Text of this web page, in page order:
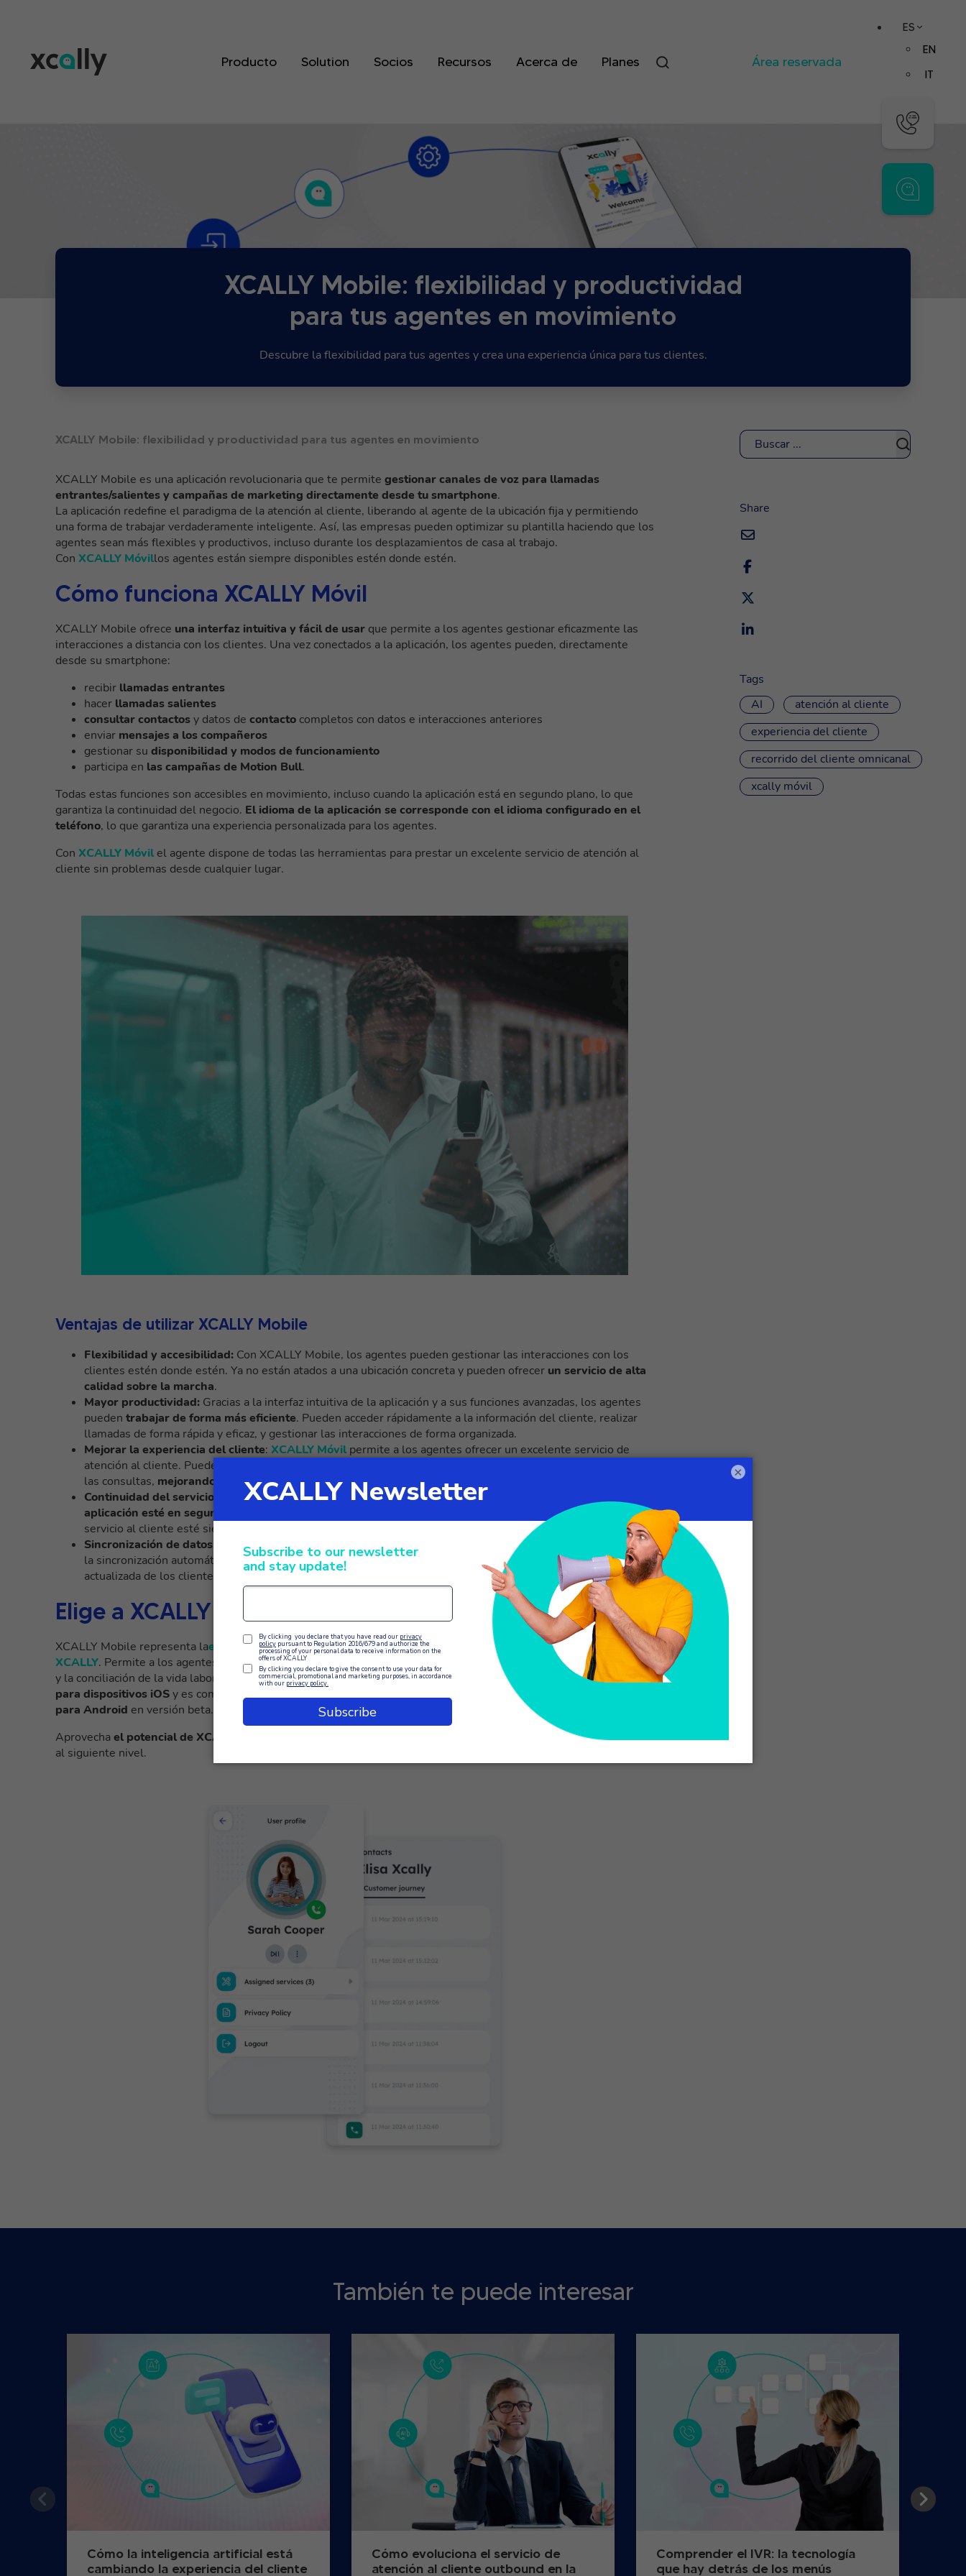
Producto Solution Socios Recursos Acerca de Planes Área reservada
ES
EN
IT
XCALLY Mobile: flexibilidad y productividad
para tus agentes en movimiento
Descubre la flexibilidad para tus agentes y crea una experiencia única para tus clientes.
XCALLY Mobile: flexibilidad y productividad para tus agentes en movimiento
XCALLY Mobile es una aplicación revolucionaria que te permite gestionar canales de voz para llamadas
entrantes/salientes y campañas de marketing directamente desde tu smartphone.
La aplicación redefine el paradigma de la atención al cliente, liberando al agente de la ubicación fija y permitiendo
una forma de trabajar verdaderamente inteligente. Así, las empresas pueden optimizar su plantilla haciendo que los
agentes sean más flexibles y productivos, incluso durante los desplazamientos de casa al trabajo.
Con XCALLY Móvillos agentes están siempre disponibles estén donde estén.
Cómo funciona XCALLY Móvil
XCALLY Mobile ofrece una interfaz intuitiva y fácil de usar que permite a los agentes gestionar eficazmente las
interacciones a distancia con los clientes. Una vez conectados a la aplicación, los agentes pueden, directamente
desde su smartphone:
recibir llamadas entrantes
hacer llamadas salientes
consultar contactosy datos de contacto completos con datos e interacciones anteriores
enviar mensajes a los compañeros
gestionar su disponibilidad y modos de funcionamiento
participa en las campañas de Motion Bull.
Todas estas funciones son accesibles en movimiento, incluso cuando la aplicación está en segundo plano, lo que
garantiza la continuidad del negocio. El idioma de la aplicación se corresponde con el idioma configurado en el
teléfono, lo que garantiza una experiencia personalizada para los agentes.
Con XCALLY Móvilel agente dispone de todas las herramientas para prestar un excelente servicio de atención al
cliente sin problemas desde cualquier lugar.
Ventajas de utilizar XCALLY Mobile
Flexibilidad y accesibilidad: Con XCALLY Mobile, los agentes pueden gestionar las interacciones con los
clientes estén donde estén. Ya no están atados a una ubicación concreta y pueden ofrecer un servicio de alta
calidad sobre la marcha.
Mayor productividad: Gracias a la interfaz intuitiva de la aplicación y a sus funciones avanzadas, los agentes
pueden trabajar de forma más eficiente. Pueden acceder rápidamente a la información del cliente, realizar
llamadas de forma rápida y eficaz, y gestionar las interacciones de forma organizada.
Mejorar la experiencia del cliente: XCALLY Móvilpermite a los agentes ofrecer un excelente servicio de
atención al cliente. Pueden responder a las llamadas a tiempo, proporcionar asistencia inmediata y gestionar
las consultas, mejorando la experiencia general del cliente
Continuidad del servicio:
la aplicación móvil permite a los agentesrecibir llamadas entrantes aunque la
aplicación esté en segundo plano
. Esto garantiza que no se pierda ninguna llamada importante y que el
servicio al cliente esté siempre activo.
Sincronización de datos:
XCALLY Mobile está totalmente integrado con el sistema XCALLY
, lo que permite
la sincronización automática de datos. Esto significa que los agentes siempre tendrán acceso a la información
actualizada de los clientes y a la actividad reciente, independientemente del dispositivo utilizado.
Elige a XCALLY como socio
XCALLY Mobile representa laevolución móvil de la experiencia operativa proporcionada por la plataforma
XCALLY. Permite a los agentes liberar todo su potencial operativo y ayuda a mejorar la productividad, la flexibilidad
y la conciliación de la vida laboral y familiar en las empresas clientes. La aplicación está disponible
gratuitamente
para dispositivos iOSy es compatible con todas las versiones a partir de la 13. Pronto
estará disponible también
para Android en versión beta.
Aprovechael potencial de XCALLY Mobile
para mejorar tu experiencia de contacto con el cliente y llevar tu servicio
al siguiente nivel.
Buscar
Share
Tags
AI
atención al cliente
experiencia del cliente
recorrido del cliente omnicanal
xcally móvil
También te puede interesar
Cómo la inteligencia artificial está
cambiando la experiencia del cliente
Cómo evoluciona el servicio de
atención al cliente outbound en la
Comprender el IVR: la tecnología
que hay detrás de los menús
×